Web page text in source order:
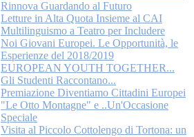
Rinnova Guardando al Futuro
Letture in Alta Quota Insieme al CAI
Multilinguismo a Teatro per Includere
Noi Giovani Europei. Le Opportunità, le
Esperienze del 2018/2019
EUROPEAN YOUTH TOGETHER...
Gli Studenti Raccontano...
Premiazione Diventiamo Cittadini Europei
"Le Otto Montagne" e ..Un'Occasione
Speciale
Visita al Piccolo Cottolengo di Tortona: un